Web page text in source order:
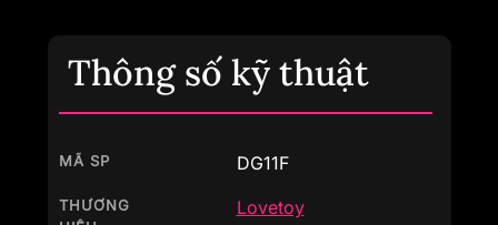
Thông số kỹ thuật
HIỆU